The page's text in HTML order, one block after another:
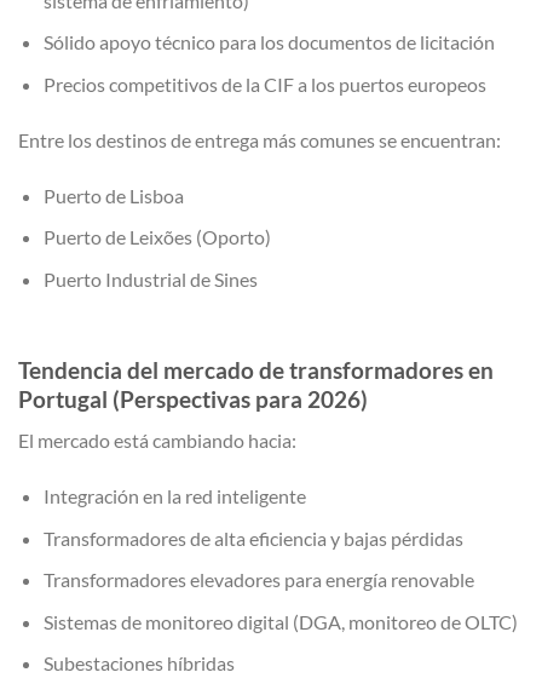
Sólido apoyo técnico para los documentos de licitación
Precios competitivos de la CIF a los puertos europeos
Entre los destinos de entrega más comunes se encuentran:
Puerto de Lisboa
Puerto de Leixões (Oporto)
Puerto Industrial de Sines
Tendencia del mercado de transformadores en
Portugal (Perspectivas para 2026)
El mercado está cambiando hacia:
Integración en la red inteligente
Transformadores de alta eficiencia y bajas pérdidas
Transformadores elevadores para energía renovable
Sistemas de monitoreo digital (DGA, monitoreo de OLTC)
Subestaciones híbridas